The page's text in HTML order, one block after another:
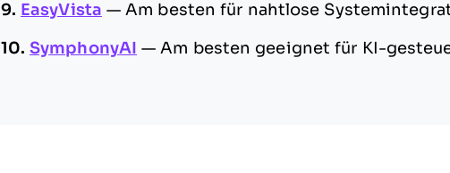
9. EasyVista —Am besten für nahtlose
10. SymphonyAI —Am besten geeignet für KI-